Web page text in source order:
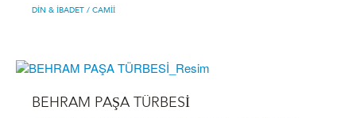
DIN & İBADET / CAMII
BEHRAM PAŞA TÜRBESİ